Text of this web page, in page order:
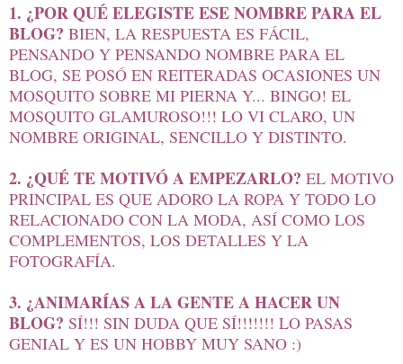
1. ¿POR QUÉ ELEGISTE ESE NOMBRE PARA EL
BLOG? BIEN, LA RESPUESTA ES FÁCIL,
PENSANDO Y PENSANDO NOMBRE PARA EL
BLOG, SE POSÓ EN REITERADAS OCASIONES UN
MOSQUITO SOBRE MI PIERNA Y... BINGO! EL
MOSQUITO GLAMUROSO!!! LO VI CLARO, UN
NOMBRE ORIGINAL, SENCILLO Y DISTINTO.
2. ¿QUÉ TE MOTIVÓ A EMPEZARLO? EL MOTIVO
PRINCIPAL ES QUE ADORO LA ROPA Y TODO LO
RELACIONADO CON LA MODA, ASÍ COMO LOS
COMPLEMENTOS, LOS DETALLES Y LA
FOTOGRAFÍA.
3. ¿ANIMARÍAS A LA GENTE A HACER UN
BLOG? SÍ!!! SIN DUDA QUE SÍ!!!!!!! LO PASAS
GENIAL Y ES UN HOBBY MUY SANO :)